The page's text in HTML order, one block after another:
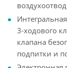
3-ходового
клапана
подпитки и